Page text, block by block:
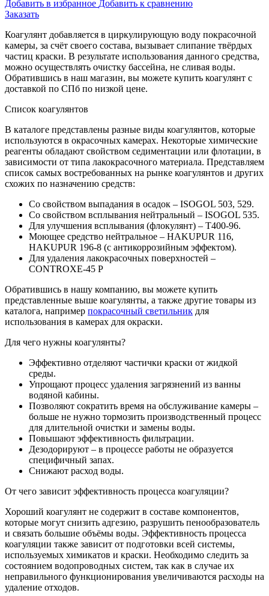
Добавить в избранное Добавить к сравнению
Заказать
Коагулянт добавляется в циркулирующую воду покрасочной
камеры, за счёт своего состава, вызывает слипание твёрдых
частиц краски. В результате использования данного средства,
можно осуществлять очистку бассейна, не сливая воды.
Обратившись в наш магазин, вы можете купить коагулянт с
доставкой по СПб по низкой цене.
Список коагулянтов
В каталоге представлены разные виды коагулянтов, которые
используются в окрасочных камерах. Некоторые химические
реагенты обладают свойством седиментации или флотации, в
зависимости от типа лакокрасочного материала. Представляем
список самых востребованных на рынке коагулянтов и других
схожих по назначению средств:
Со свойством выпадания в осадок – ISOGOL 503, 529.
Со свойством всплывания нейтральный – ISOGOL 535.
Для улучшения всплывания (флокулянт) – T400-96.
Моющее средство нейтральное – HAKUPUR 116,
HAKUPUR 196-8 (с антикоррозийным эффектом).
Для удаления лакокрасочных поверхностей –
CONTROXE-45 P
Обратившись в нашу компанию, вы можете купить
представленные выше коагулянты, а также другие товары из
каталога, например покрасочный светильник для
использования в камерах для окраски.
Для чего нужны коагулянты?
Эффективно отделяют частички краски от жидкой
среды.
Упрощают процесс удаления загрязнений из ванны
водяной кабины.
Позволяют сократить время на обслуживание камеры –
больше не нужно тормозить производственный процесс
для длительной очистки и замены воды.
Повышают эффективность фильтрации.
Дезодорируют – в процессе работы не образуется
специфичный запах.
Снижают расход воды.
От чего зависит эффективность процесса коагуляции?
Хороший коагулянт не содержит в составе компонентов,
которые могут снизить адгезию, разрушить пенообразователь
и связать большие объёмы воды. Эффективность процесса
коагуляции также зависит от подготовки всей системы,
используемых химикатов и краски. Необходимо следить за
состоянием водопроводных систем, так как в случае их
неправильного функционирования увеличиваются расходы на
удаление отходов.